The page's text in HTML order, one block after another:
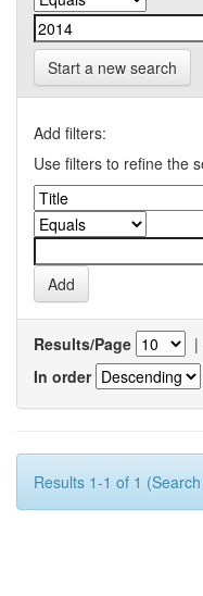
Start a new search
Add filters:
Use filters to refine the
Results/Page |
In order
Results 1-1 of 1